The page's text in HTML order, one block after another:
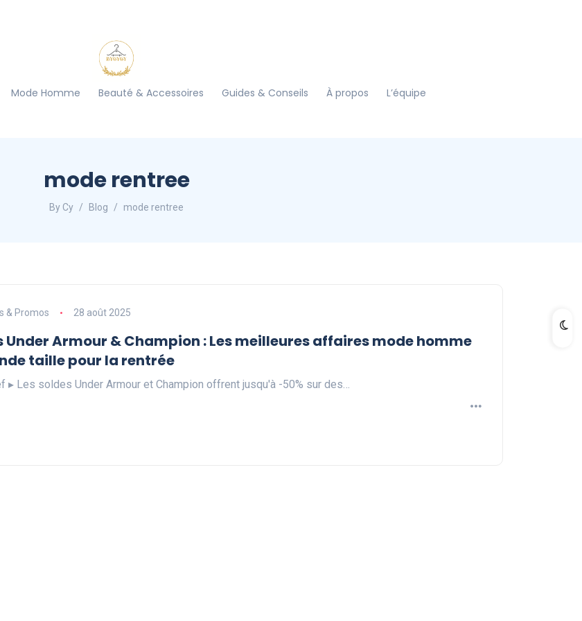
Mode Homme Beauté & Accessoires Guides & Conseils À propos L’équipe
mode rentree
By Cy Blog mode rentree
& Promos 28 août 2025
Under Armour & Champion : Les meilleures affaires mode homme
taille pour la rentrée
▸ Les soldes Under Armour et Champion offrent jusqu'à -50% sur des…